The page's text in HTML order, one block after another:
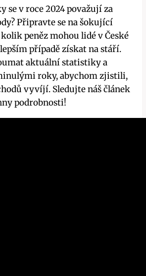
se v roce 2024 považují za
Připravte se na šokující
peněz mohou lidé v České
případě získat na stáří.
aktuální statistiky a
roky, abychom zjistili,
vyvíjí. Sledujte náš článek
podrobnosti!